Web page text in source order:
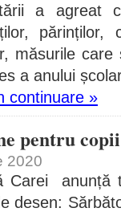
a agreat
măsurile
a anului
continuare »
pentru copii
2020
Carei anunță
desen: